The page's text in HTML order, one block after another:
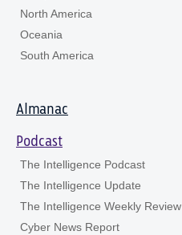
North America
Oceania
South America
Almanac
Podcast
The Intelligence Podcast
The Intelligence Update
The Intelligence Weekly Review
Cyber News Report